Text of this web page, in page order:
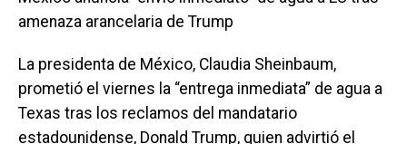
amenaza arancelaria de Trump
La presidenta de México, Claudia Sheinbaum,
prometió el viernes la “entrega inmediata” de agua a
Texas tras los reclamos del mandatario
estadounidense, Donald Trump, quien advirtió el